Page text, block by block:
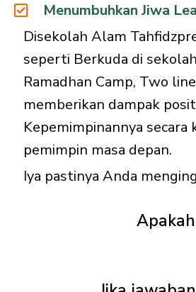
Menumbuhkan Jiwa
Disekolah Alam
seperti Berkuda di
Ramadhan Camp, Two
memberikan dampak
Kepemimpinannya
pemimpin masa depan.
Iya pastinya Anda